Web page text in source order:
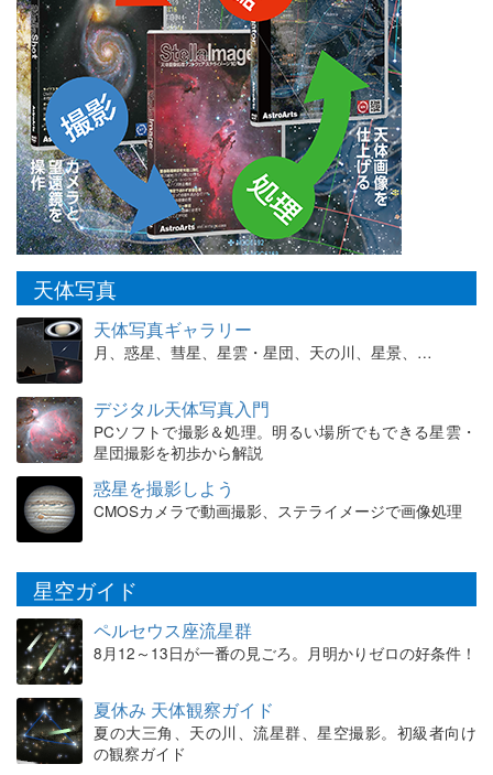
天体写真
天体写真ギャラリー
月、惑星、彗星、星雲・星団、天の川、星景、…
デジタル天体写真入門
PCソフトで撮影＆処理。明るい場所でもできる星雲・
星団撮影を初歩から解説
惑星を撮影しよう
CMOSカメラで動画撮影、ステライメージで画像処理
星空ガイド
ペルセウス座流星群
8月12～13日が一番の見ごろ。月明かりゼロの好条件！
夏休み 天体観察ガイド
夏の大三角、天の川、流星群、星空撮影。初級者向け
の観察ガイド